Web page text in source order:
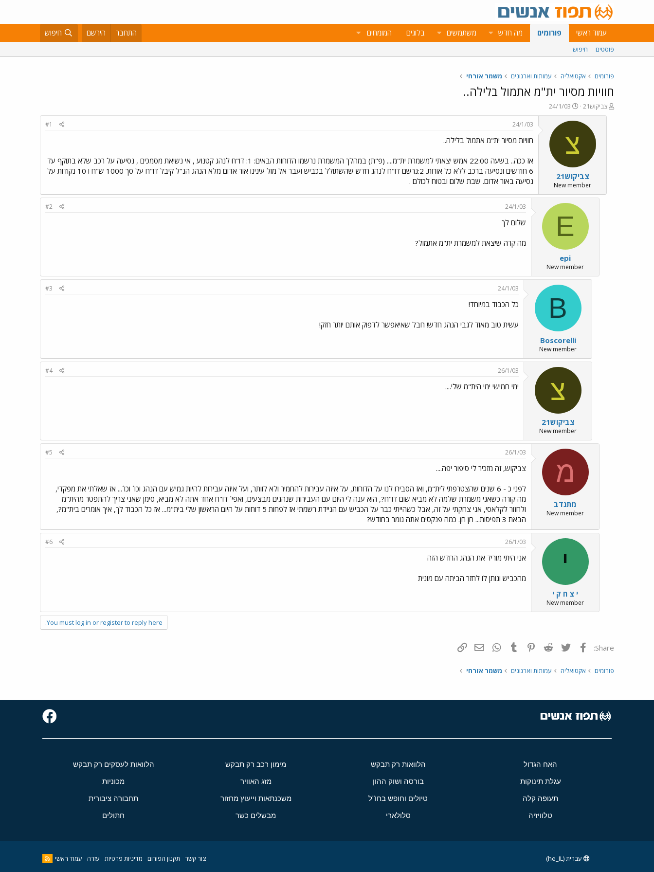
עמוד ראשי פורומים מה חדש משתמשים בלוגים המומחים התחבר הירשם חיפוש
פוסטים חיפוש
פורומים אקטואליה עמותות וארגונים משמר אזרחי
חוויות מסיור ית"מ אתמול בלילה..
פ
ו
צביקוש21
פ
ו
ר
ם
ב
א
ר
י
ך
24/1/03
צ
צביקוש21
New member
24/1/03
#1
חוויות מסיור ית"מ אתמול בלילה..
אז ככה.. בשעה 22:00 אמש יצאתי למשמרת ית"מ.... (פ"ת) במהלך המשמרת נרשמו הדוחות הבאים: 1: דו"ח לנהג קטנוע , אי נשיאת מסמכים , נסיעה על רכב שלא בתוקף עד
6 חודשים ונסיעה ברכב ללא כל אורות. 2:נרשם דו"ח לנהג חדש שהשתולל בכביש ועבר אל מול עינינו אור אדום מלא הנהג הנ"ל קיבל דו"ח על סך 1000 ש"ח ו 10 נקודות על
נסיעה באור אדום. שבת שלום ובטוח לכולם .
E
epi
New member
24/1/03
#2
שלום לך
מה קרה שיצאת למשמרת ית"מ אתמול?
B
Boscorelli
New member
24/1/03
#3
כל הכבוד במיוחד!
עשית טוב מאוד לגבי הנהג חדש! חבל שאיאפשר לדפוק אותם יותר חזק!
צ
צביקוש21
New member
26/1/03
#4
ימי חמישי ימי הית"מ שלי....
מ
מתנדב
New member
26/1/03
#5
צביקוש, זה מזכיר לי סיפור יפה....
לפני כ - 6 שנים שהצטרפתי לית"מ, ואז הסבירו לנו על הדוחות, על איזה עבירות להחמיר ולא לוותר, ועל איזה עבירות להיות גמיש עם הנהג וכו´ וכו´... אז שאלתי את מפקדי,
מה קורה כשאני משמרת שלמה לא מביא שום דו"ח?, הוא ענה לי היום עם העבירות שנהגים מבצעים, ואפי´ דו"ח אחד אתה לא מביא, סימן שאני צריך להתפטר מהית"מ
ולחזור לקלאסי, אני צחקתי על זה, אבל כשהייתי כבר על הכביש עם הניידת רשמתי אז לפחות 5 דוחות על היום הראשון שלי בית"מ... אז כל הכבוד לך, איך אומרים בית"מ?,
הבאת 3 תפיסות... חן חן. כמה פנקסים אתה גומר בחודש?
י
י צ ח ק י
New member
26/1/03
#6
אני היתי מוריד את הנהג החדש הזה
מהכביש ונותן לו לחזר הביתה עם מונית
You must log in or register to reply here.
Share: פייסבוק Twitter
Reddit
Pinterest
Tumblr
WhatsAppדואר אלקטרוני
פורומים אקטואליה עמותות וארגונים משמר אזרחי
האח הגדול הלוואות רק תבקש מימון רכב רק תבקש הלוואות לעסקים רק תבקש
עגלת תינוקות בורסה ושוק ההון מזג האוויר מכוניות
תעופה קלה טיולים וחופש בחו"ל משכנתאות וייעוץ מחזור תחבורה ציבורית
טלוויזיה סלולארי מבשלים כשר חתולים
צור קשר תקנון הפורום מדיניות פרטיות עזרה עמוד ראשי עברית (he_IL)